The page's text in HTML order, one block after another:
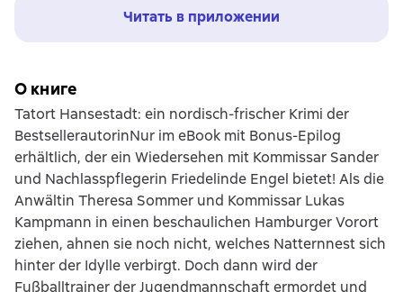
Читать в приложении
О книге
Tatort Hansestadt: ein nordisch-frischer Krimi der
BestsellerautorinNur im eBook mit Bonus-Epilog
erhältlich, der ein Wiedersehen mit Kommissar Sander
und Nachlasspflegerin Friedelinde Engel bietet! Als die
Anwältin Theresa Sommer und Kommissar Lukas
Kampmann in einen beschaulichen Hamburger Vorort
ziehen, ahnen sie noch nicht, welches Natternnest sich
hinter der Idylle verbirgt. Doch dann wird der
Fußballtrainer der Jugendmannschaft ermordet und